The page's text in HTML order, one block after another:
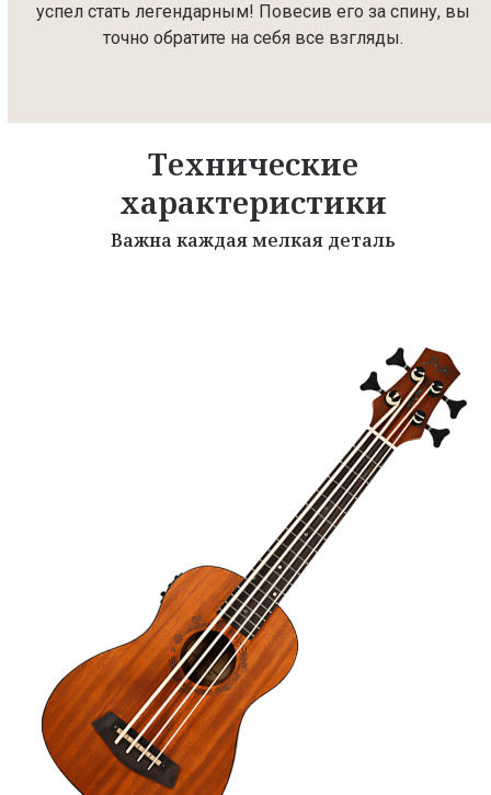
успел стать легендарным! Повесив его за спину, вы
точно обратите на себя все взгляды.
Технические
характеристики
Важна каждая мелкая деталь